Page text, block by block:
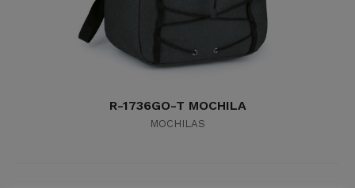
R-1736GO-T MOCHILA
MOCHILAS